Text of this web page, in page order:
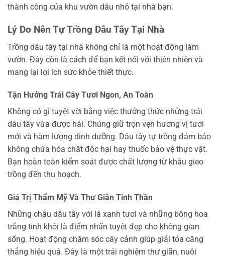
thành công của khu vườn dâu nhỏ tại nhà bạn.
Lý Do Nên Tự Trồng Dâu Tây Tại Nhà
Trồng dâu tây tại nhà không chỉ là một hoạt động làm
vườn. Đây còn là cách để bạn kết nối với thiên nhiên và
mang lại lợi ích sức khỏe thiết thực.
Tận Hưởng Trái Cây Tươi Ngon, An Toàn
Không có gì tuyệt vời bằng việc thưởng thức những trái
dâu tây vừa được hái. Chúng giữ trọn vẹn hương vị tươi
mới và hàm lượng dinh dưỡng. Dâu tây tự trồng đảm bảo
không chứa hóa chất độc hại hay thuốc bảo vệ thực vật.
Bạn hoàn toàn kiểm soát được chất lượng từ khâu gieo
trồng đến thu hoạch.
Giá Trị Thẩm Mỹ Và Thư Giãn Tinh Thần
Những chậu dâu tây với lá xanh tươi và những bông hoa
trắng tinh khôi là điểm nhấn tuyệt đẹp cho không gian
sống. Hoạt động chăm sóc cây cảnh giúp giải tỏa căng
thẳng hiệu quả. Đây là một trải nghiệm thư giãn, nuôi